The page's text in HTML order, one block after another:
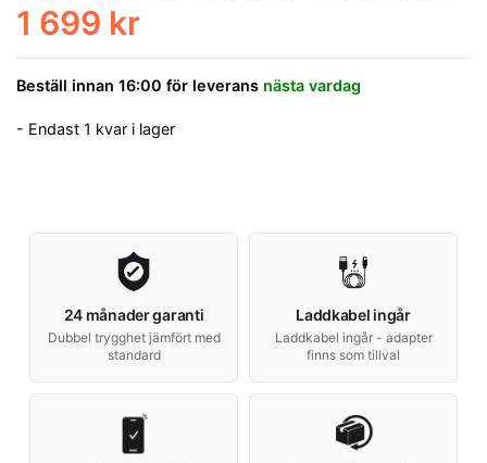
1 699 kr
Beställ innan 16:00 för leverans nästa vardag
- Endast 1 kvar i lager
24 månader garanti
Dubbel trygghet jämfört med
standard
Laddkabel ingår
Laddkabel ingår - adapter
finns som tillval